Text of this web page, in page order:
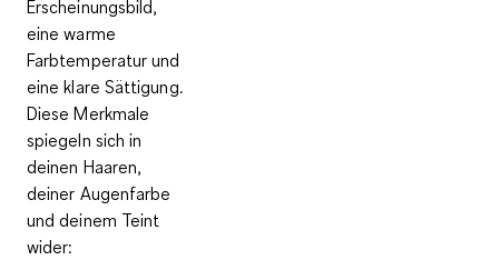
Erscheinungsbild,
eine warme
Farbtemperatur und
eine klare Sättigung.
Diese Merkmale
spiegeln sich in
deinen Haaren,
deiner Augenfarbe
und deinem Teint
wider: